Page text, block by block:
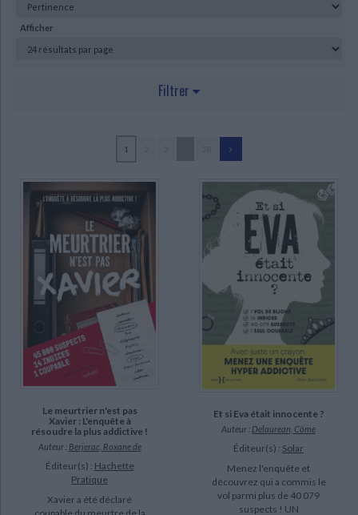
Classiques scolaires
Ecologie - Environnement
Afficher
Filtrer
Priour, François-Xavier (29)
Lohéac-Ammoun, Frank (27)
Berthe, Robert (20)
Letréguilly, Olivier (18)
Lébely, Norbert (18)
Cronier, Philippe (16)
SUPPORT
coffret (159)
IAD (100)
poche (59)
revue (19)
1
Le meurtrier n'est pas
Xavier : L'enquête à
résoudre la plus addictive !
Auteur : Berjerac, Roxane de
Éditeur(s) : Hachette
Pratique
Xavier a été déclaré
Et si Eva était innocente ?
Auteur : Delaurean, Côme
Éditeur(s) : Solar
Menez l'enquête et
découvrez qui a commis le
vol parmi plus de 40 079
suspects ! UN